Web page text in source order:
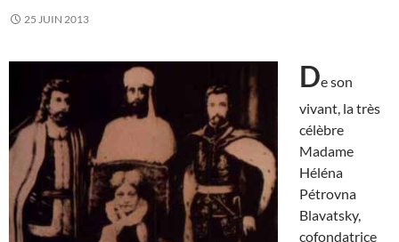
25 JUIN 2013
De son
vivant, la très
célèbre
Madame
Héléna
Pétrovna
Blavatsky,
cofondatrice